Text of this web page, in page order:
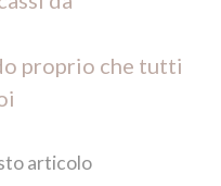
proprio che tutti
articolo